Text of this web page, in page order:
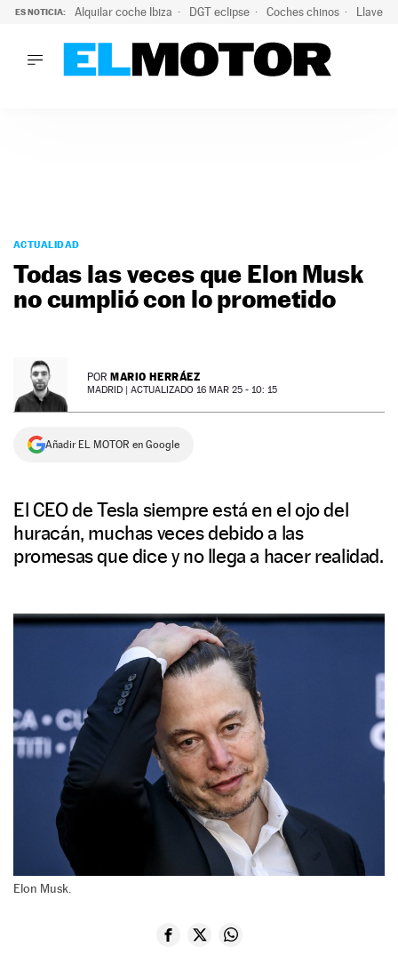
ES NOTICIA: Alquilar coche Ibiza DGT eclipse Coches chinos Llaves
PODCAST
MOTOS
TECNOLOGÍA
PREMIOS
SERVICIOS
ACTUALIDAD
Todas las veces que Elon Musk
no cumplió con lo prometido
POR MARIO HERRÁEZ
MADRID | ACTUALIZADO 16 MAR 25 - 10: 15
Añadir EL MOTOR en Google
El CEO de Tesla siempre está en el ojo del
huracán, muchas veces debido a las
promesas que dice y no llega a hacer realidad.
Elon Musk.